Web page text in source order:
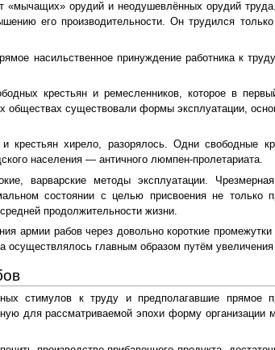
орудий и неодушевлённых орудий
его производительности. Он трудился
насильственное принуждение работника к
крестьян и ремесленников, которое в
существовали формы эксплуатации,
крестьян хирело, разорялось. Одни свободные
населения — античного люмпен-пролетариата.
варварские методы эксплуатации.
состоянии с целью присвоения не только
продолжительности жизни.
армии рабов через довольно короткие
осуществлялось главным образом путём
стимулов к труду и предполагавшие прямое
для рассматриваемой эпохи форму организации